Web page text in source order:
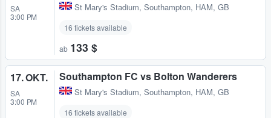
SA
3:00 PM
St Mary's Stadium, Southampton, HAM, GB
16 tickets available
ab 133 $
17. OKT.
SA
3:00 PM
Southampton FC vs Bolton Wanderers
St Mary's Stadium, Southampton, HAM, GB
16 tickets available